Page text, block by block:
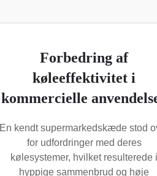
Forbedring af
køleeffektivitet i
kommercielle
En kendt supermarkedskæde stod
for udfordringer med deres
kølesystemer, hvilket resulterede i
hyppige sammenbrud og høje